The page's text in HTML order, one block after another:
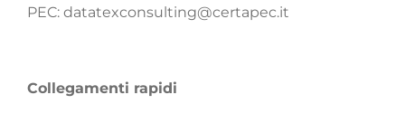
PEC: datatexconsulting@certapec.it
Collegamenti rapidi